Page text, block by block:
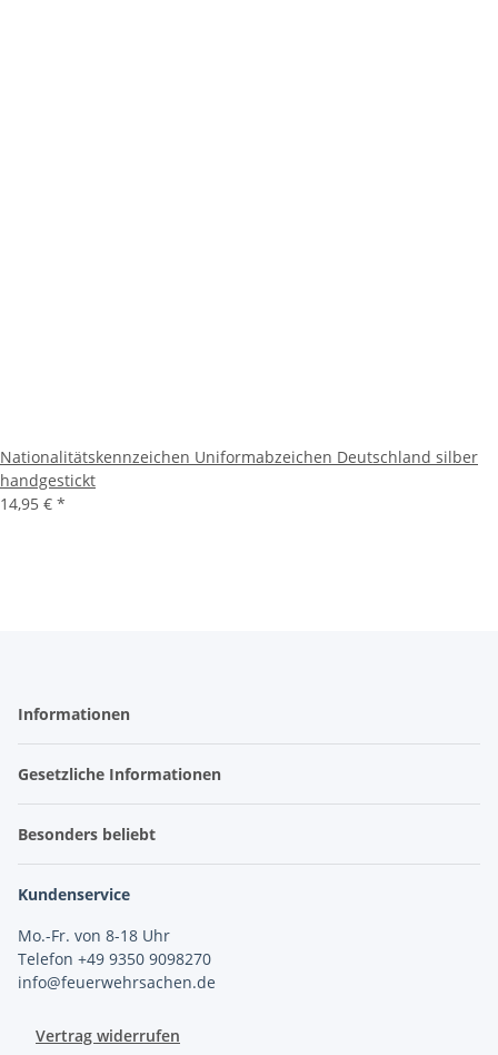
Nationalitätskennzeichen Uniformabzeichen Deutschland silber
handgestickt
14,95 € *
Informationen
Gesetzliche Informationen
Besonders beliebt
Kundenservice
Mo.-Fr. von 8-18 Uhr
Telefon +49 9350 9098270
info@feuerwehrsachen.de
Vertrag widerrufen